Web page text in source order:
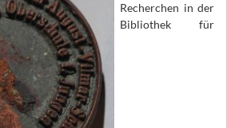
Recherchen in der
Bibliothek für